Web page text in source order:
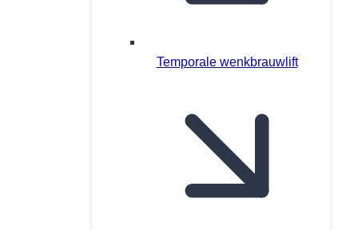
Temporale wenkbrauwlift